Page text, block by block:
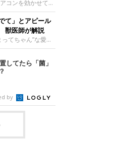
を愛猫の好みにね
ラリー水飲みボウ
きに頭が胃より下
ると飲みやすいで
げずに済むため、
日に猫の鳴き方が
したい体調の変化
もち獣医師相談室
した。 鳴き方の
身の様子も確認し
ギャラリー猫の鳴
ます。 ただ、鳴
のは難しく、体調
コンを効かせて室
かし、人にとって
とっては温度が低
と並行して、冷え
うことが大切で
仁先生に、猫の冷
を教えていただき
いていない部屋に
ねこのきもち投稿
と感じたときに、
」を用意しておき
いない部屋や廊下
ように、ドアは猫
て」とアピール
獣医師が解説
てちゃん”な愛
の様子写真提供／
のは、X（旧
さんの愛
主さんによると、
だとか。飼い主さ
ションに引っ越し
った猫を探しに
ました。そこで
当時、小鉄はまだ
が、私たちがケー
そっと前足を出し
してたら「菌」
by